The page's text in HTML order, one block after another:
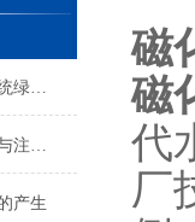
磁化除垢器：工业循环水系统绿色防垢的节能装备
磁化除垢器的正确使用方法与注意事项
产生
磁
磁
代
厂